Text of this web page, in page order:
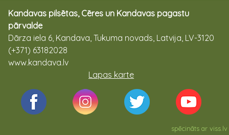
Kandavas pilsētas, Cēres un Kandavas pagastu
pārvalde
Dārza iela 6, Kandava, Tukuma novads, Latvija, LV-3120
(+371) 63182028
www.kandava.lv
Lapas karte
spēcināts arviss.lv